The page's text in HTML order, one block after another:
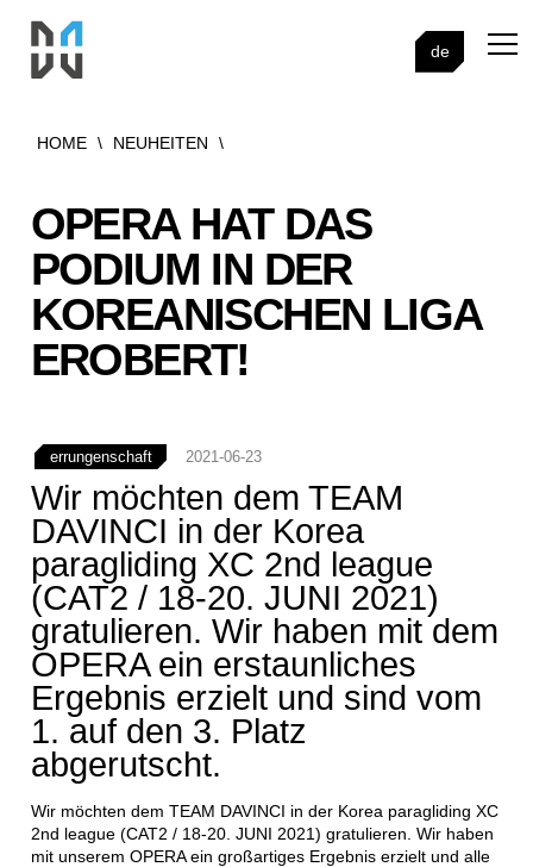
de
HOME \ NEUHEITEN \
OPERA HAT DAS
PODIUM IN DER
KOREANISCHEN LIGA
EROBERT!
errungenschaft 2021-06-23
Wir möchten dem TEAM
DAVINCI in der Korea
paragliding XC 2nd league
(CAT2 / 18-20. JUNI 2021)
gratulieren. Wir haben mit dem
OPERA ein erstaunliches
Ergebnis erzielt und sind vom
1. auf den 3. Platz
abgerutscht.
Wir möchten dem TEAM DAVINCI in der Korea paragliding XC
2nd league (CAT2 / 18-20. JUNI 2021) gratulieren. Wir haben
mit unserem OPERA ein großartiges Ergebnis erzielt und alle